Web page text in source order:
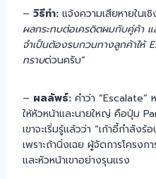
– วิธีทำ: แจ้งความเสียหายในเ
ผลกระทบต่อเครดิตผมกับคู่ค้า
จำเป็นต้องรบกวนทางลูกค้าให้
ทราบด่วนครับ”
– ผลลัพธ์: คำว่า “Escalate”
ให้หัวหน้าและนายใหญ่ คือปุ่ม
เขาจะเริ่มรู้แล้วว่า “เก้าอี้กำลัง
เพราะถ้านิ่งเฉย ผู้จัดการโครงก
และหัวหน้าเขาอย่างรุนแรง